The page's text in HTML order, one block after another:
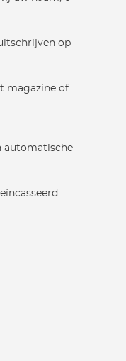
op
magazine of
automatische